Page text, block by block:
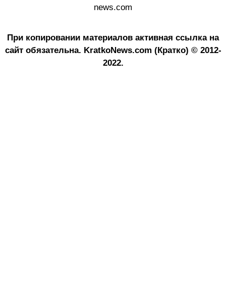
news.com
При копировании материалов активная ссылка на
сайт обязательна. KratkoNews.com (Кратко) © 2012-
2022.